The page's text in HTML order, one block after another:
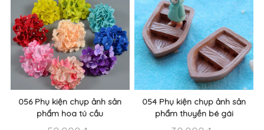
056 Phụ kiện chụp ảnh sản
phẩm hoa tú cầu
054 Phụ kiện chụp ảnh sản
phẩm thuyền bé gái